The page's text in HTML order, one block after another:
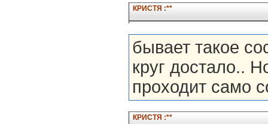
КРИСТЯ :**
бывает такое
круг достало..
проходит само
КРИСТЯ :**